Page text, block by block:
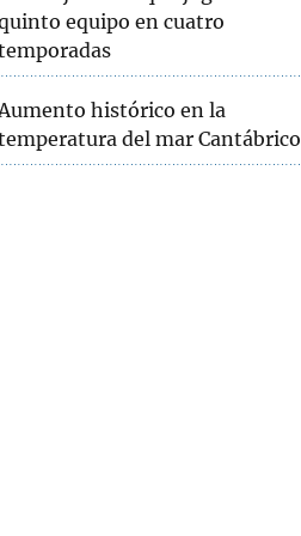
equipo en cuatro
histórico en la
del mar Cantábrico